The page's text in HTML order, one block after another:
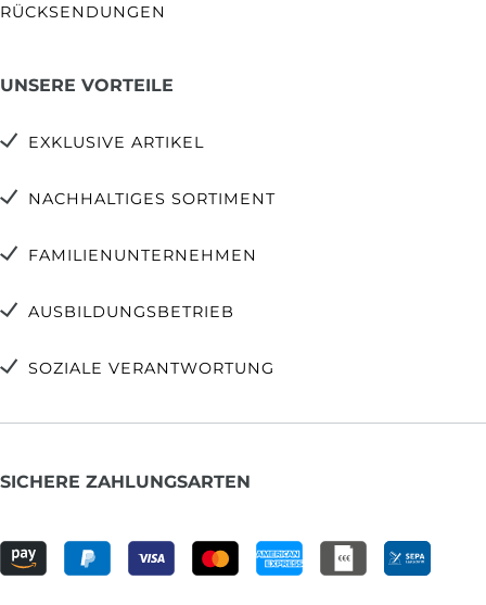
RÜCKSENDUNGEN
UNSERE VORTEILE
EXKLUSIVE ARTIKEL
NACHHALTIGES SORTIMENT
FAMILIENUNTERNEHMEN
AUSBILDUNGSBETRIEB
SOZIALE VERANTWORTUNG
SICHERE ZAHLUNGSARTEN